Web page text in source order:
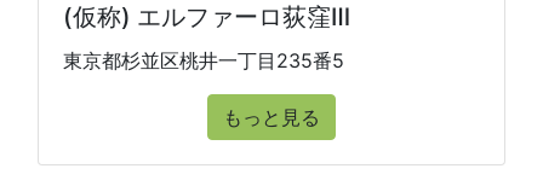
(仮称) エルファーロ荻窪Ⅲ
東京都杉並区桃井一丁目235番5
もっと見る